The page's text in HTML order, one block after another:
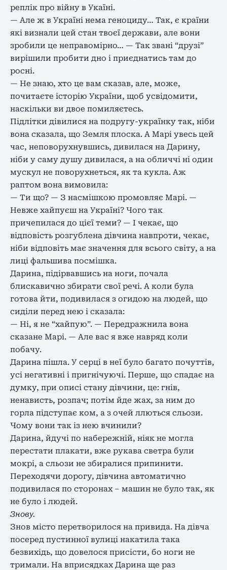
реплік про війну в Укаїні.
— Але ж в Україні нема геноциду… Так, є країни
які визнали цей стан твоєї держави, але вони
зробили це неправомірно… — Так звані “друзі”
вирішили пробити дно і приєднатись там до
росні.
— Не знаю, хто це вам сказав, але, може,
почитаєте історію України, щоб усвідомити,
наскільки ви двое помиляєтесь.
Підлітки дівилися на подругу-українку так, ніби
вона сказала, що Земля плоска. А Марі увесь цей
час, неповорухнувшись, дивилася на Дарину,
ніби у саму душу дивилася, а на обличчі ні один
мускул не поворухнеться, як та кукла. Аж
раптом вона вимовила:
— Ти що? — З насмішкою промовляє Марі. —
Невже хайпуєш на Україні? Чого так
причепилася до цієї теми? — І чекає, що
відповість розгублена дівчина навпроти, чекає,
ніби відповіть має значення для всього світу, а на
лиці фальшива посмішка.
Дарина, підірвавшись на ноги, почала
блискавично збирати свої речі. А коли була
готова йти, подивилася з огидою на людей, що
сиділи перед нею і сказала:
— Ні, я не “хайпую”. — Передражнила вона
сказане Марі. — Але вас я вже навряд коли
побачу.
Дарина пішла. У серці в неї було багато почуттів,
усі негативні і пригнічуючі. Перше, що спадає на
думку, при описі стану дівчини, це: гнів,
ненависть, розпач; потім йде жах, за ним до
горла підступає ком, а з очей ллються сльози.
Чому вони так із нею вчинили?
Дарина, йдучі по набережній, ніяк не могла
перестати плакати, вже рукава светра були
мокрі, а сльози не збиралися припинити.
Переходячи дорогу, дівчина автоматично
подивилася по сторонах – машин не було так, як
не було і людей.
Знову.
Знов місто перетворилося на привида. На дівча
посеред пустинної вулиці накатила така
безвихідь, що довелося присісти, бо ноги не
тримали. На вприсядках Дарина ще раз